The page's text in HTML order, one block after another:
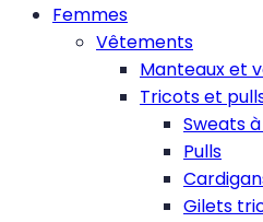
Femmes
Vêtements
Manteaux et
Tricots et
Sweats
Pulls
Gilets